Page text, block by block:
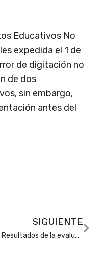
Educativos No
expedida el 1 de
de digitación no
de dos
sin embargo,
antes del
SIGUIENTE
Resultados de la evaluación de categorías del plan de estímulos, Incentivos y reconocimientos para los docentes y directivos docentes de las Instituciones educativas oficiales y la comunidad educativa de Soacha.